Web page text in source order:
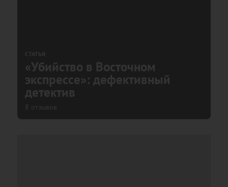
СТАТЬЯ
«Убийство в Восточном
экспрессе»: дефективный
детектив
8 отзывов